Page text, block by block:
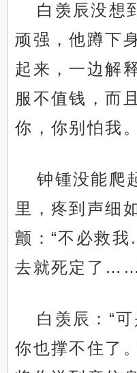
白羡辰没想
顽强，他蹲下
起来，一边解
服不值钱，而
你，你别怕我
钟锺没能爬
里，疼到声细
颤：“不必救
去就死定了
白羡辰：“
你也撑不住了